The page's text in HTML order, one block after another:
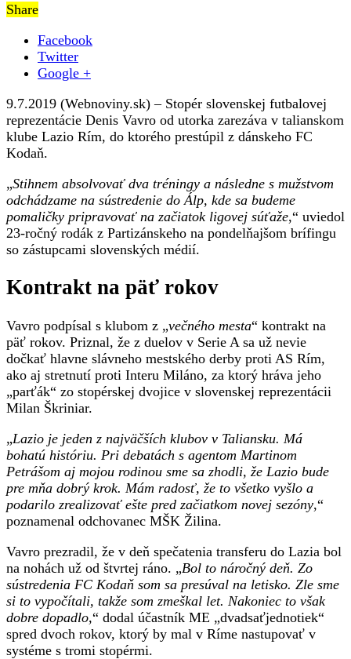
z
jeho
prestupu
profituje
aj
Žilina
Share
Facebook
Twitter
Google +
9.7.2019 (Webnoviny.sk) – Stopér slovenskej futbalovej
reprezentácie Denis Vavro od utorka zarezáva v talianskom
klube Lazio Rím, do ktorého prestúpil z dánskeho FC
Kodaň.
„Stihnem absolvovať dva tréningy a následne s mužstvom
odchádzame na sústredenie do Álp, kde sa budeme
pomaličky pripravovať na začiatok ligovej súťaže,“ uviedol
23-ročný rodák z Partizánskeho na pondelňajšom brífingu
so zástupcami slovenských médií.
Kontrakt na päť rokov
Vavro podpísal s klubom z „večného mesta“ kontrakt na
päť rokov. Priznal, že z duelov v Serie A sa už nevie
dočkať hlavne slávneho mestského derby proti AS Rím,
ako aj stretnutí proti Interu Miláno, za ktorý hráva jeho
„parťák“ zo stopérskej dvojice v slovenskej reprezentácii
Milan Škriniar.
„Lazio je jeden z najväčších klubov v Taliansku. Má
bohatú históriu. Pri debatách s agentom Martinom
Petrášom aj mojou rodinou sme sa zhodli, že Lazio bude
pre mňa dobrý krok. Mám radosť, že to všetko vyšlo a
podarilo zrealizovať ešte pred začiatkom novej sezóny,“
poznamenal odchovanec MŠK Žilina.
Vavro prezradil, že v deň spečatenia transferu do Lazia bol
na nohách už od štvrtej ráno. „Bol to náročný deň. Zo
sústredenia FC Kodaň som sa presúval na letisko. Zle sme
si to vypočítali, takže som zmeškal let. Nakoniec to však
dobre dopadlo,“ dodal účastník ME „dvadsaťjednotiek“
spred dvoch rokov, ktorý by mal v Ríme nastupovať v
systéme s tromi stopérmi.